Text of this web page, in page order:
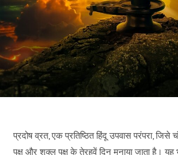
प्रदोष व्रत, एक प्रतिष्ठित हिंदू उपवास परंपरा,
पक्ष और शुक्ल पक्ष के तेरहवें दिन मनाया जाता है।